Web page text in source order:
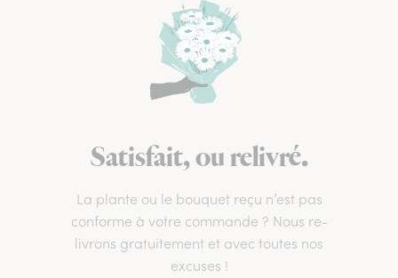
Satisfait, ou relivré.
La plante ou le bouquet reçu n’est pas
conforme à votre commande ? Nous re-
livrons gratuitement et avec toutes nos
excuses !